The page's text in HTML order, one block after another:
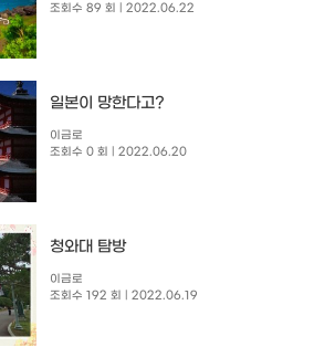
조회수 89 회
| 2022.06.22
일본이 망한다고?
이금로
조회수 0 회
| 2022.06.20
청와대 탐방
이금로
조회수 192 회
| 2022.06.19